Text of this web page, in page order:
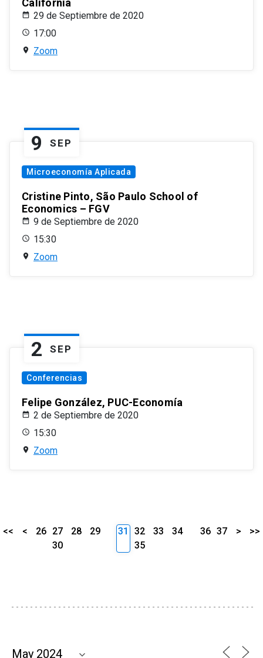
California
29 de Septiembre de 2020
17:00
Zoom
9 SEP
Microeconomía Aplicada
Cristine Pinto, São Paulo School of
Economics – FGV
9 de Septiembre de 2020
15:30
Zoom
2 SEP
Conferencias
Felipe González, PUC-Economía
2 de Septiembre de 2020
15:30
Zoom
<< < 26 27 28
29
30
31 32 33
34
35
36 37 > >>